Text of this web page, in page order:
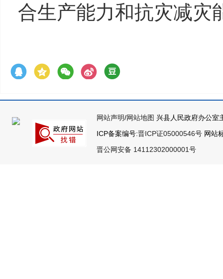
合生产能力和抗灾减灾
网站声明/网站地图 兴县人民政府办公室
ICP备案编号:晋ICP证05000546号 网站
晋公网安备 14112302000001号